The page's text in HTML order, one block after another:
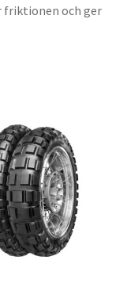
och ger